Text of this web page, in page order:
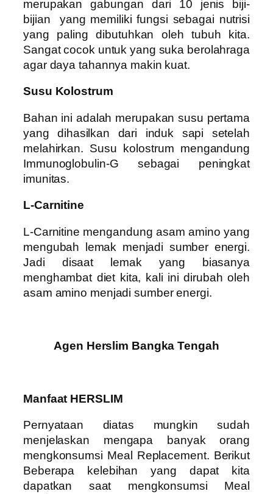
merupakan gabungan dari 10 jenis biji-
bijian yang memiliki fungsi sebagai nutrisi
yang paling dibutuhkan oleh tubuh kita.
Sangat cocok untuk yang suka berolahraga
agar daya tahannya makin kuat.
Susu Kolostrum
Bahan ini adalah merupakan susu pertama
yang dihasilkan dari induk sapi setelah
melahirkan. Susu kolostrum mengandung
Immunoglobulin-G sebagai peningkat
imunitas.
L-Carnitine
L-Carnitine mengandung asam amino yang
mengubah lemak menjadi sumber energi.
Jadi disaat lemak yang biasanya
menghambat diet kita, kali ini dirubah oleh
asam amino menjadi sumber energi.
Agen Herslim Bangka Tengah
Manfaat HERSLIM
Pernyataan diatas mungkin sudah
menjelaskan mengapa banyak orang
mengkonsumsi Meal Replacement. Berikut
Beberapa kelebihan yang dapat kita
dapatkan saat mengkonsumsi Meal